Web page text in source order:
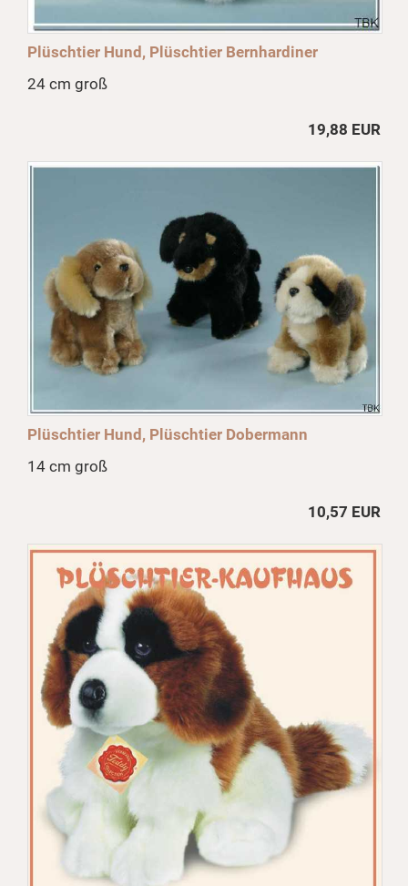
Plüschtier Hund, Plüschtier Bernhardiner
24 cm groß
19,88 EUR
Plüschtier Hund, Plüschtier Dobermann
14 cm groß
10,57 EUR